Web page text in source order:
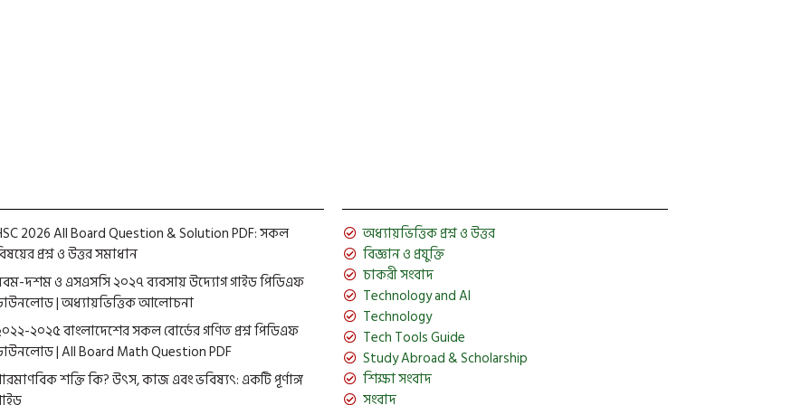
2026 All Board Question & Solution PDF: সকল
প্রশ্ন ও উত্তর সমাধান
দশম ও এসএসসি ২০২৭ ব্যবসায় উদ্যোগ গাইড পিডিএফ
| অধ্যায়ভিত্তিক আলোচনা
২০২৫ বাংলাদেশের সকল বোর্ডের গণিত প্রশ্ন পিডিএফ
| All Board Math Question PDF
শক্তি কি? উৎস, কাজ এবং ভবিষ্যৎ: একটি পূর্ণাঙ্গ
অধ্যায়ভিত্তিক প্রশ্ন ও উত্তর
বিজ্ঞান ও প্রযুক্তি
চাকরী সংবাদ
Technology and AI
Technology
Tech Tools Guide
Study Abroad & Scholarship
শিক্ষা সংবাদ
সংবাদ